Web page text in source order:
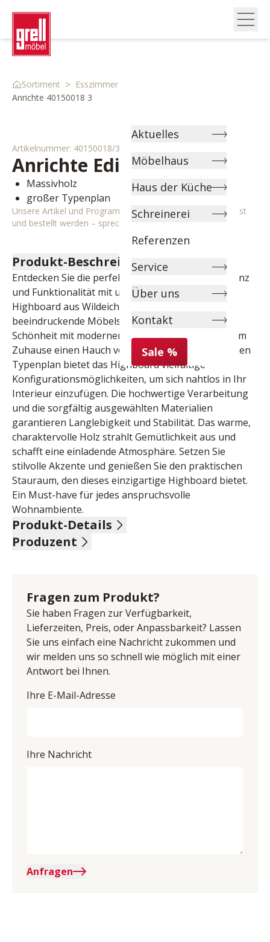
Aktuelles
Möbelhaus
Haus der Küche
Schreinerei
Referenzen
Service
Über uns
Kontakt
Sale %
Sortiment > Esszimmer
Anrichte 40150018 3
Artikelnummer: 40150018/3
Anrichte Edinburgh
Massivholz
großer Typenplan
Unsere Artikel und Programme können individuell angepasst
und bestellt werden – sprechen Sie uns gerne an!
Produkt-Beschreibung
Entdecken Sie die perfekte Kombination aus Eleganz
und Funktionalität mit unserem handgefertigten
Highboard aus Wildeichenholz. Dieses
beeindruckende Möbelstück vereint natürliche
Schönheit mit modernem Design und verleiht Ihrem
Zuhause einen Hauch von Luxus. Mit seinem großen
Typenplan bietet das Highboard vielfältige
Konfigurationsmöglichkeiten, um sich nahtlos in Ihr
Interieur einzufügen. Die hochwertige Verarbeitung
und die sorgfältig ausgewählten Materialien
garantieren Langlebigkeit und Stabilität. Das warme,
charaktervolle Holz strahlt Gemütlichkeit aus und
schafft eine einladende Atmosphäre. Setzen Sie
stilvolle Akzente und genießen Sie den praktischen
Stauraum, den dieses einzigartige Highboard bietet.
Ein Must-have für jedes anspruchsvolle
Wohnambiente.
Produkt-Details
Wildeiche bianco massiv, 2 Holztüren, 3 Schubkästen,
Produzent
UID (Umsatzsteuer-Identifikationsnummer): DK
33365314
Fragen zum Produkt?
Sie haben Fragen zur Verfügbarkeit,
Lieferzeiten, Preis, oder Anpassbarkeit? Lassen
Sie uns einfach eine Nachricht zukommen und
wir melden uns so schnell wie möglich mit einer
Antwort bei Ihnen.
Ihre E-Mail-Adresse
Ihre Nachricht
Anfragen